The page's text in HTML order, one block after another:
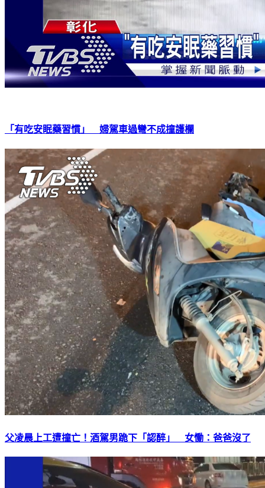
「有吃安眠藥習慣」 婦駕車過彎不成撞護欄
父凌晨上工遭撞亡！酒駕男跪下「認醉」 女慟：爸爸沒了